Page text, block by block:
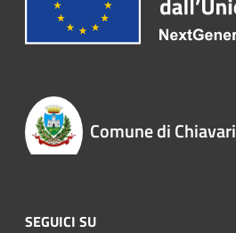
Comune di Chiavari
SEGUICI SU